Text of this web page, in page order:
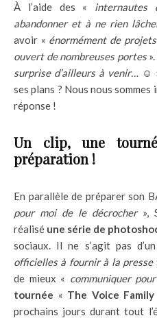
À l’aide des « internautes
abandonner et à ne rien
avoir « énormément de
ouvert de nombreuses portes
surprise d’ailleurs à venir… ☺
ses plans ? Nous nous
réponse !
Un clip, une
préparation !
En parallèle de préparer son
pour moi de le décrocher»,
réalisé une série de
sociaux. Il ne s’agit pas
officielles à fournir à la presse
de mieux « communiquer
tournée « The Voice Family
prochains jours durant tout